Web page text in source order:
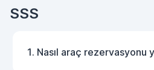
SSS
1. Nasıl araç rezervasyonu